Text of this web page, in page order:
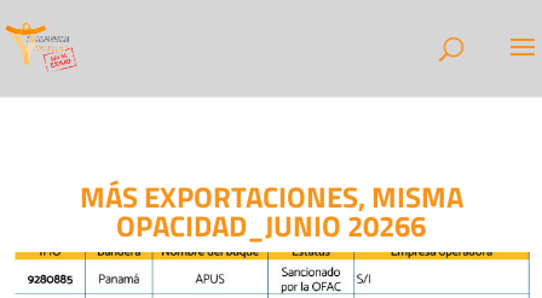
MÁS EXPORTACIONES, MISMA
OPACIDAD_JUNIO 20266